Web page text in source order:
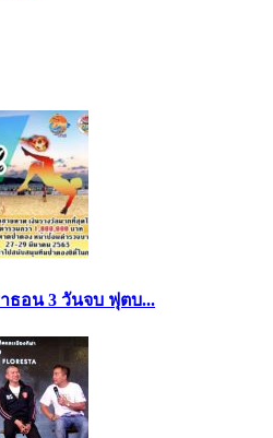
ธอน 3 วันจบ ฟุตบ...